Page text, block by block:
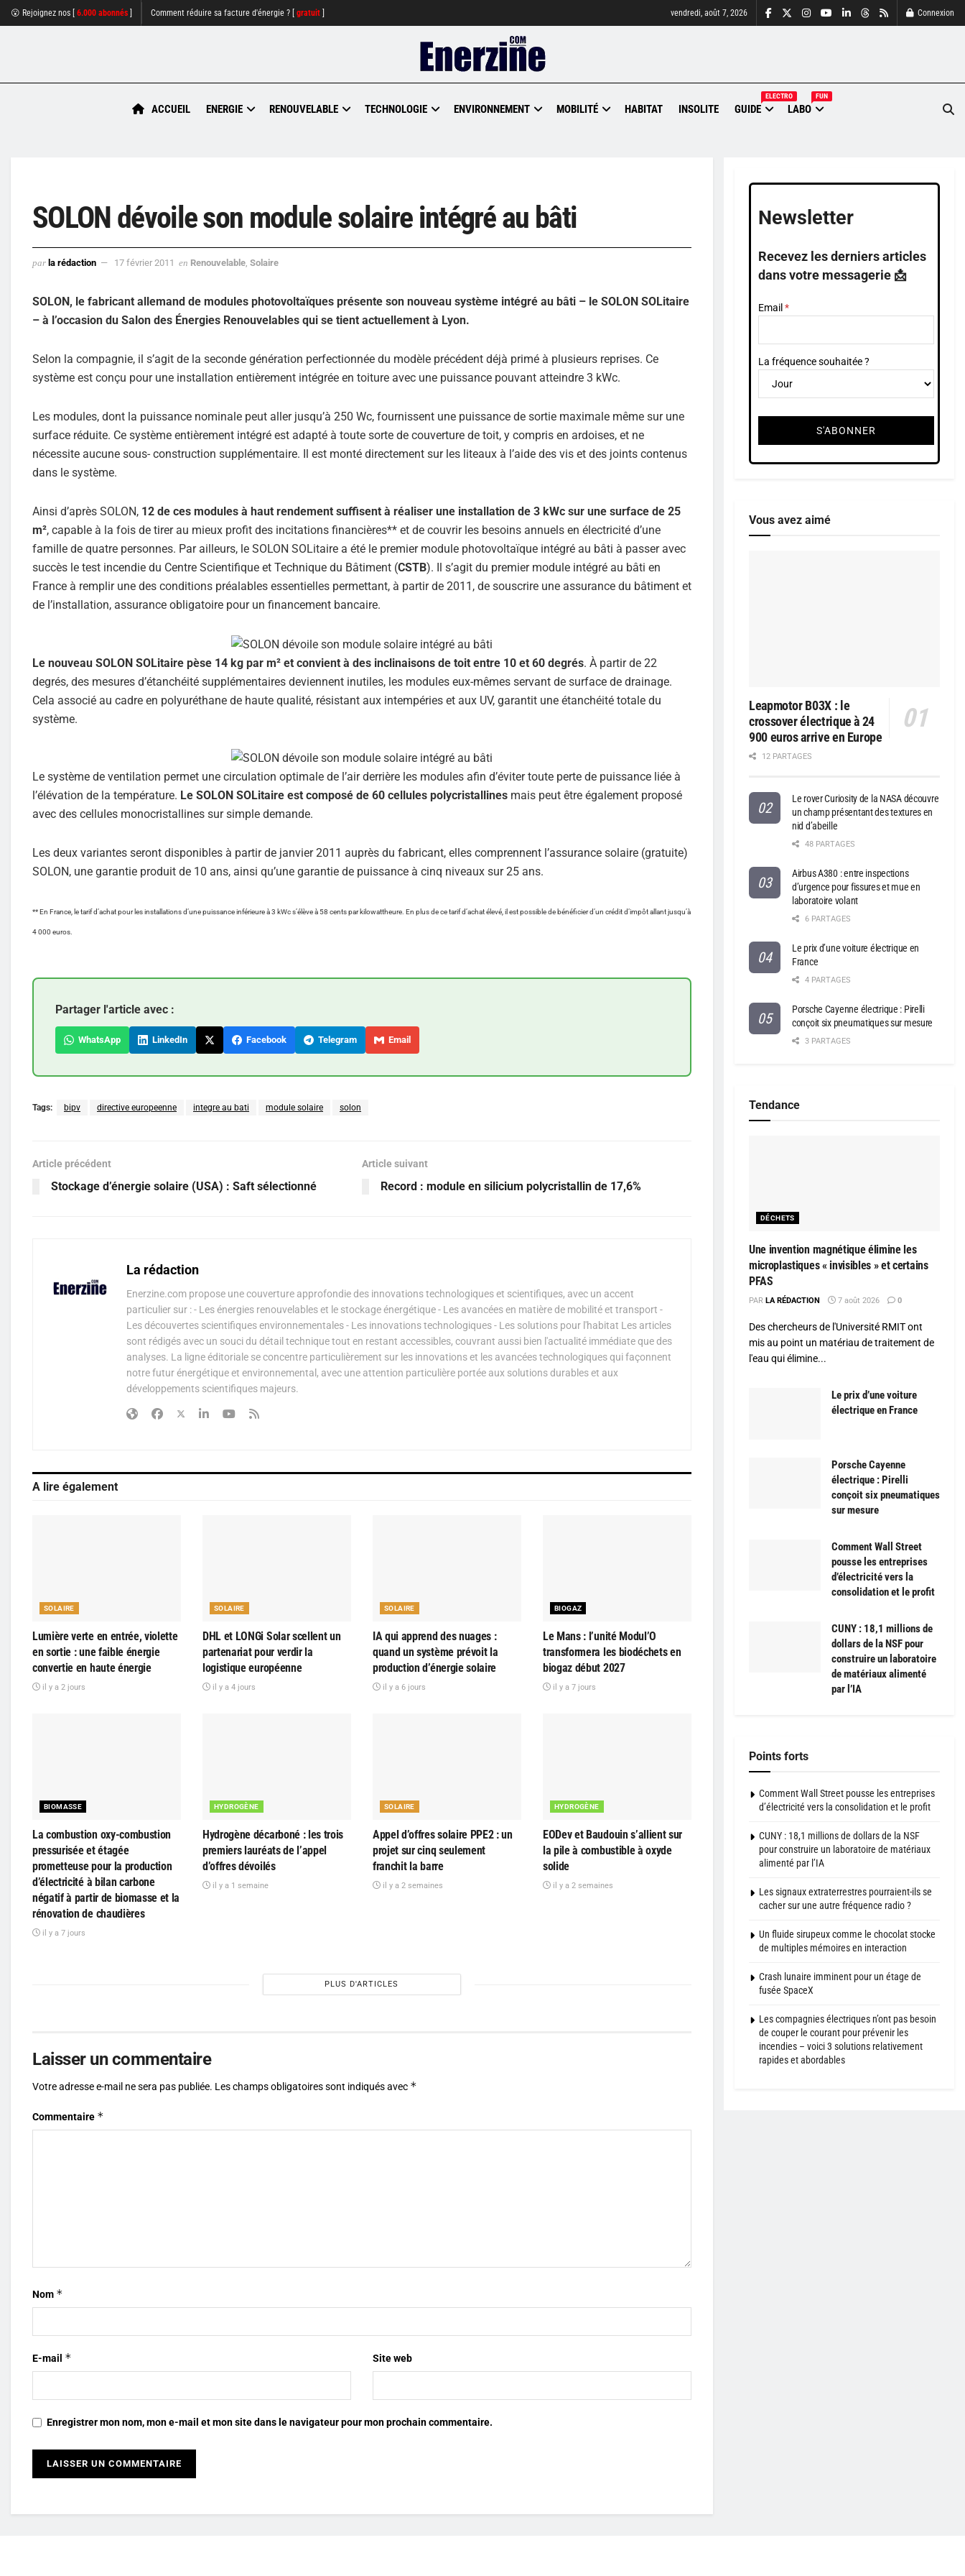
😮 Rejoignez nos [ 6.000 abonnés Comment réduire sa facture d'énergie ? [ gratuit vendredi, août 7, 2026 Connexion
ACCUEIL ENERGIE RENOUVELABLE TECHNOLOGIE ENVIRONNEMENT MOBILITÉ HABITAT INSOLITE GUIDE
ELECTRO
LABO
FUN
SOLON dévoile son module solaire intégré au bâti
par la rédaction 17 février 2011 en Renouvelable Solaire
SOLON, le fabricant allemand de modules photovoltaïques présente son nouveau système intégré au bâti – le SOLON SOLitaire
– à l’occasion du Salon des Énergies Renouvelables qui se tient actuellement à Lyon.
Selon la compagnie, il s’agit de la seconde génération perfectionnée du modèle précédent déjà primé à plusieurs reprises. Ce
système est conçu pour une installation entièrement intégrée en toiture avec une puissance pouvant atteindre 3 kWc.
Les modules, dont la puissance nominale peut aller jusqu’à 250 Wc, fournissent une puissance de sortie maximale même sur une
surface réduite. Ce système entièrement intégré est adapté à toute sorte de couverture de toit, y compris en ardoises, et ne
nécessite aucune sous- construction supplémentaire. Il est monté directement sur les liteaux à l’aide des vis et des joints contenus
dans le système.
Ainsi d’après SOLON, 12 de ces modules à haut rendement suffisent à réaliser une installation de 3 kWc sur une surface de 25
m², capable à la fois de tirer au mieux profit des incitations financières** et de couvrir les besoins annuels en électricité d’une
famille de quatre personnes. Par ailleurs, le SOLON SOLitaire a été le premier module photovoltaïque intégré au bâti à passer avec
succès le test incendie du Centre Scientifique et Technique du Bâtiment (CSTB). Il s’agit du premier module intégré au bâti en
France à remplir une des conditions préalables essentielles permettant, à partir de 2011, de souscrire une assurance du bâtiment et
de l’installation, assurance obligatoire pour un financement bancaire.
Le nouveau SOLON SOLitaire pèse 14 kg par m² et convient à des inclinaisons de toit entre 10 et 60 degrés. À partir de 22
degrés, des mesures d’étanchéité supplémentaires deviennent inutiles, les modules eux-mêmes servant de surface de drainage.
Cela associé au cadre en polyuréthane de haute qualité, résistant aux intempéries et aux UV, garantit une étanchéité totale du
système.
Le système de ventilation permet une circulation optimale de l’air derrière les modules afin d’éviter toute perte de puissance liée à
l’élévation de la température. Le SOLON SOLitaire est composé de 60 cellules polycristallines mais peut être également proposé
avec des cellules monocristallines sur simple demande.
Les deux variantes seront disponibles à partir de janvier 2011 auprès du fabricant, elles comprennent l’assurance solaire (gratuite)
SOLON, une garantie produit de 10 ans, ainsi qu’une garantie de puissance à cinq niveaux sur 25 ans.
** En France, le tarif d’achat pour les installations d’une puissance inférieure à 3 kWc s’élève à 58 cents par kilowattheure. En plus de ce tarif d’achat élevé, il est possible de bénéficier d’un crédit d’impôt allant jusqu’à
4 000 euros.
Partager l'article avec :
WhatsApp LinkedIn Facebook Telegram Email
Tags: bipv directive europeenne integre au bati module solaire solon
Article précédent
Stockage d’énergie solaire (USA) : Saft sélectionné
Article suivant
Record : module en silicium polycristallin de 17,6%
La rédaction
Enerzine.com propose une couverture approfondie des innovations technologiques et scientifiques, avec un accent
particulier sur : - Les énergies renouvelables et le stockage énergétique - Les avancées en matière de mobilité et transport -
Les découvertes scientifiques environnementales - Les innovations technologiques - Les solutions pour l'habitat Les articles
sont rédigés avec un souci du détail technique tout en restant accessibles, couvrant aussi bien l'actualité immédiate que des
analyses. La ligne éditoriale se concentre particulièrement sur les innovations et les avancées technologiques qui façonnent
notre futur énergétique et environnemental, avec une attention particulière portée aux solutions durables et aux
développements scientifiques majeurs.
A lire également
SOLAIRE
Lumière verte en entrée, violette
en sortie : une faible énergie
convertie en haute énergie
il y a 2 jours
SOLAIRE
DHL et LONGi Solar scellent un
partenariat pour verdir la
logistique européenne
il y a 4 jours
SOLAIRE
IA qui apprend des nuages :
quand un système prévoit la
production d’énergie solaire
il y a 6 jours
BIOGAZ
Le Mans : l’unité Modul’O
transformera les biodéchets en
biogaz début 2027
il y a 7 jours
BIOMASSE
La combustion oxy-combustion
pressurisée et étagée
prometteuse pour la production
d’électricité à bilan carbone
négatif à partir de biomasse et la
rénovation de chaudières
il y a 7 jours
HYDROGÈNE
Hydrogène décarboné : les trois
premiers lauréats de l’appel
d’offres dévoilés
il y a 1 semaine
SOLAIRE
Appel d’offres solaire PPE2 : un
projet sur cinq seulement
franchit la barre
il y a 2 semaines
HYDROGÈNE
EODev et Baudouin s’allient sur
la pile à combustible à oxyde
solide
il y a 2 semaines
PLUS D'ARTICLES
Laisser un commentaire
Votre adresse e-mail ne sera pas publiée. Les champs obligatoires sont indiqués avec *
Commentaire *
Nom *
E-mail * Site web
Enregistrer mon nom, mon e-mail et mon site dans le navigateur pour mon prochain commentaire.
Newsletter
Recevez les derniers articles
dans votre messagerie 📩
Email
La fréquence souhaitée ?
Vous avez aimé
Leapmotor B03X : le
crossover électrique à 24
900 euros arrive en Europe
12 PARTAGES
Le rover Curiosity de la NASA découvre
un champ présentant des textures en
nid d’abeille
48 PARTAGES
Airbus A380 : entre inspections
d’urgence pour fissures et mue en
laboratoire volant
6 PARTAGES
Le prix d’une voiture électrique en
France
4 PARTAGES
Porsche Cayenne électrique : Pirelli
conçoit six pneumatiques sur mesure
3 PARTAGES
Tendance
DÉCHETS
Une invention magnétique élimine les
microplastiques « invisibles » et certains
PFAS
PAR LA RÉDACTION 7 août 2026 0
Des chercheurs de l'Université RMIT ont
mis au point un matériau de traitement de
l'eau qui élimine...
Le prix d’une voiture
électrique en France
Porsche Cayenne
électrique : Pirelli
conçoit six pneumatiques
sur mesure
Comment Wall Street
pousse les entreprises
d’électricité vers la
consolidation et le profit
CUNY : 18,1 millions de
dollars de la NSF pour
construire un laboratoire
de matériaux alimenté
par l’IA
Points forts
Comment Wall Street pousse les entreprises
d’électricité vers la consolidation et le profit
CUNY : 18,1 millions de dollars de la NSF
pour construire un laboratoire de matériaux
alimenté par l’IA
Les signaux extraterrestres pourraient-ils se
cacher sur une autre fréquence radio ?
Un fluide sirupeux comme le chocolat stocke
de multiples mémoires en interaction
Crash lunaire imminent pour un étage de
fusée SpaceX
Les compagnies électriques n’ont pas besoin
de couper le courant pour prévenir les
incendies – voici 3 solutions relativement
rapides et abordables